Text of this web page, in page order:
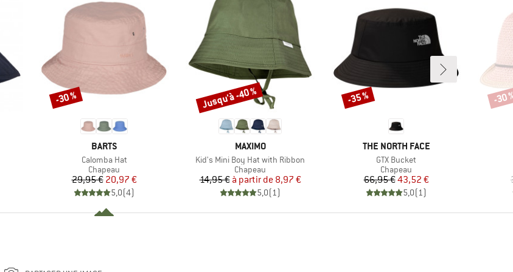
MARQUE
BARTS
Article
Calomba Hat
Product group
Chapeau
Prix
29,95 €Prix réduit
20,97 €
5,0(4)
Remise
-30 %
MARQUE
MAXIMO
Article
Kid's Mini Boy Hat with Ribbon
Product group
Chapeau
Prix
14,95 € Prix réduit
à partir de 8,97 €
5,0(1)
Remise
Jusqu'à -40 %
MARQUE
THE NORTH FACE
Article
GTX Bucket
Product group
Chapeau
Prix
66,95 €Prix réduit
43,52 €
5,0(1)
Remise
-35 % -30